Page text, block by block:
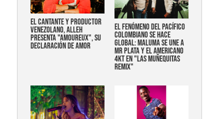
EL CANTANTE Y PRODUCTOR
VENEZOLANO, ALLEH
PRESENTA "AMOUREUX", SU
DECLARACIÓN DE AMOR
EL FENÓMENO DEL PACÍFICO
COLOMBIANO SE HACE
GLOBAL: MALUMA SE UNE A
MR PLATA Y EL AMERICANO
4KT EN "LAS MUÑEQUITAS
REMIX"